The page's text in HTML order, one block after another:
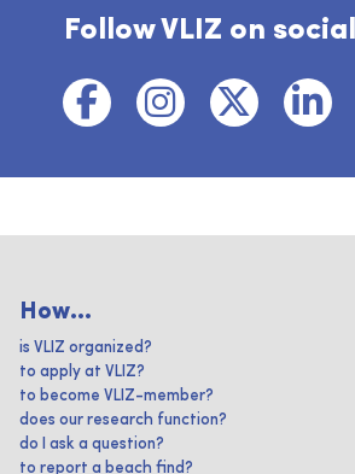
Follow VLIZ on
How...
is VLIZ organized?
to apply at VLIZ?
to become VLIZ-member?
does our research function?
do I ask a question?
to report a beach find?